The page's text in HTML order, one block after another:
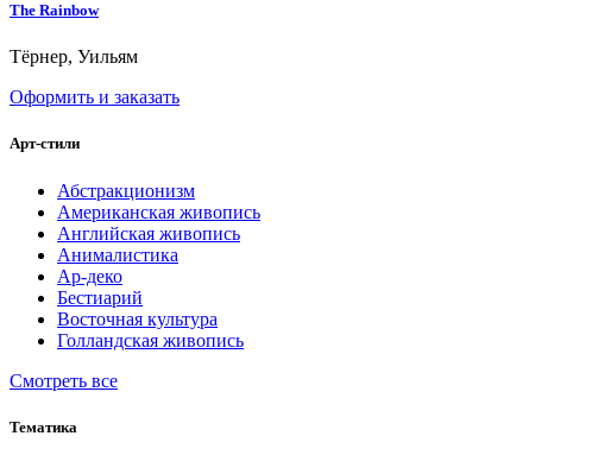
The Rainbow
Тёрнер, Уильям
Оформить и заказать
Арт-стили
Абстракционизм
Американская живопись
Английская живопись
Анималистика
Ар-деко
Бестиарий
Восточная культура
Голландская живопись
Смотреть все
Тематика